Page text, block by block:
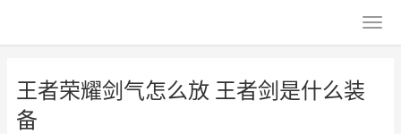
王者荣耀剑气怎么放 王者剑是什么装
备